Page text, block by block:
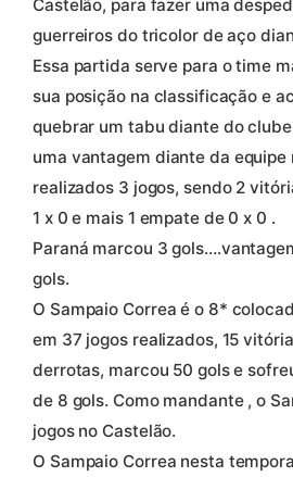
Castelão, para fazer uma
guerreiros do tricolor de aço
Essa partida serve para o time
sua posição na classificação e
quebrar um tabu diante do
uma vantagem diante da equipe
realizados 3 jogos, sendo 2
1 x 0 e mais 1 empate de 0 x 0 .
Paraná marcou 3
gols.
O Sampaio Correa é o 8*
em 37 jogos realizados, 15
derrotas, marcou 50 gols e
de 8 gols. Como mandante , o
jogos no Castelão.
O Sampaio Correa nesta